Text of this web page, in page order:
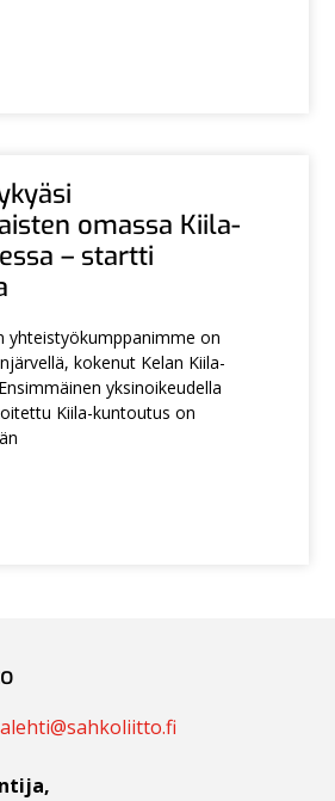
omassa Kiila-
– startti
yhteistyökumppanimme on
kokenut Kelan Kiila-
yksinoikeudella
Kiila-kuntoutus on